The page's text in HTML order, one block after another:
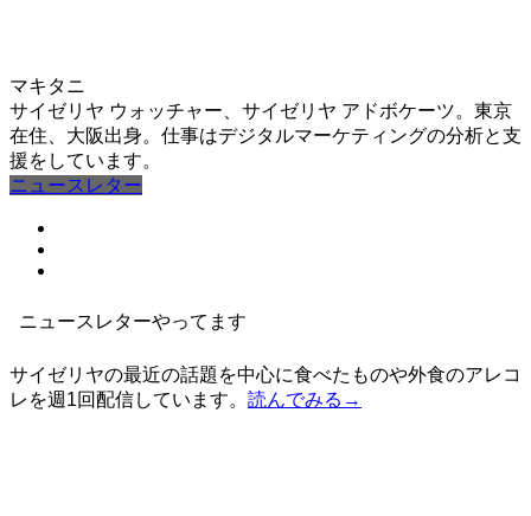
マキタニ
サイゼリヤ ウォッチャー、サイゼリヤ アドボケーツ。東京
在住、大阪出身。仕事はデジタルマーケティングの分析と支
援をしています。
ニュースレター
ニュースレターやってます
サイゼリヤの最近の話題を中心に食べたものや外食のアレコ
レを週1回配信しています。 読んでみる→